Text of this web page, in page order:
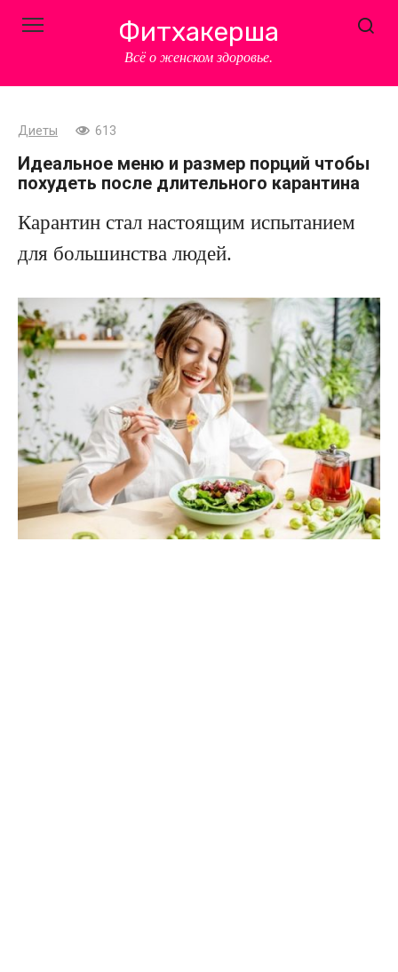
Фитхакерша
Всё о женском здоровье.
Диеты 613
Идеальное меню и размер порций чтобы
похудеть после длительного карантина
Карантин стал настоящим испытанием
для большинства людей.